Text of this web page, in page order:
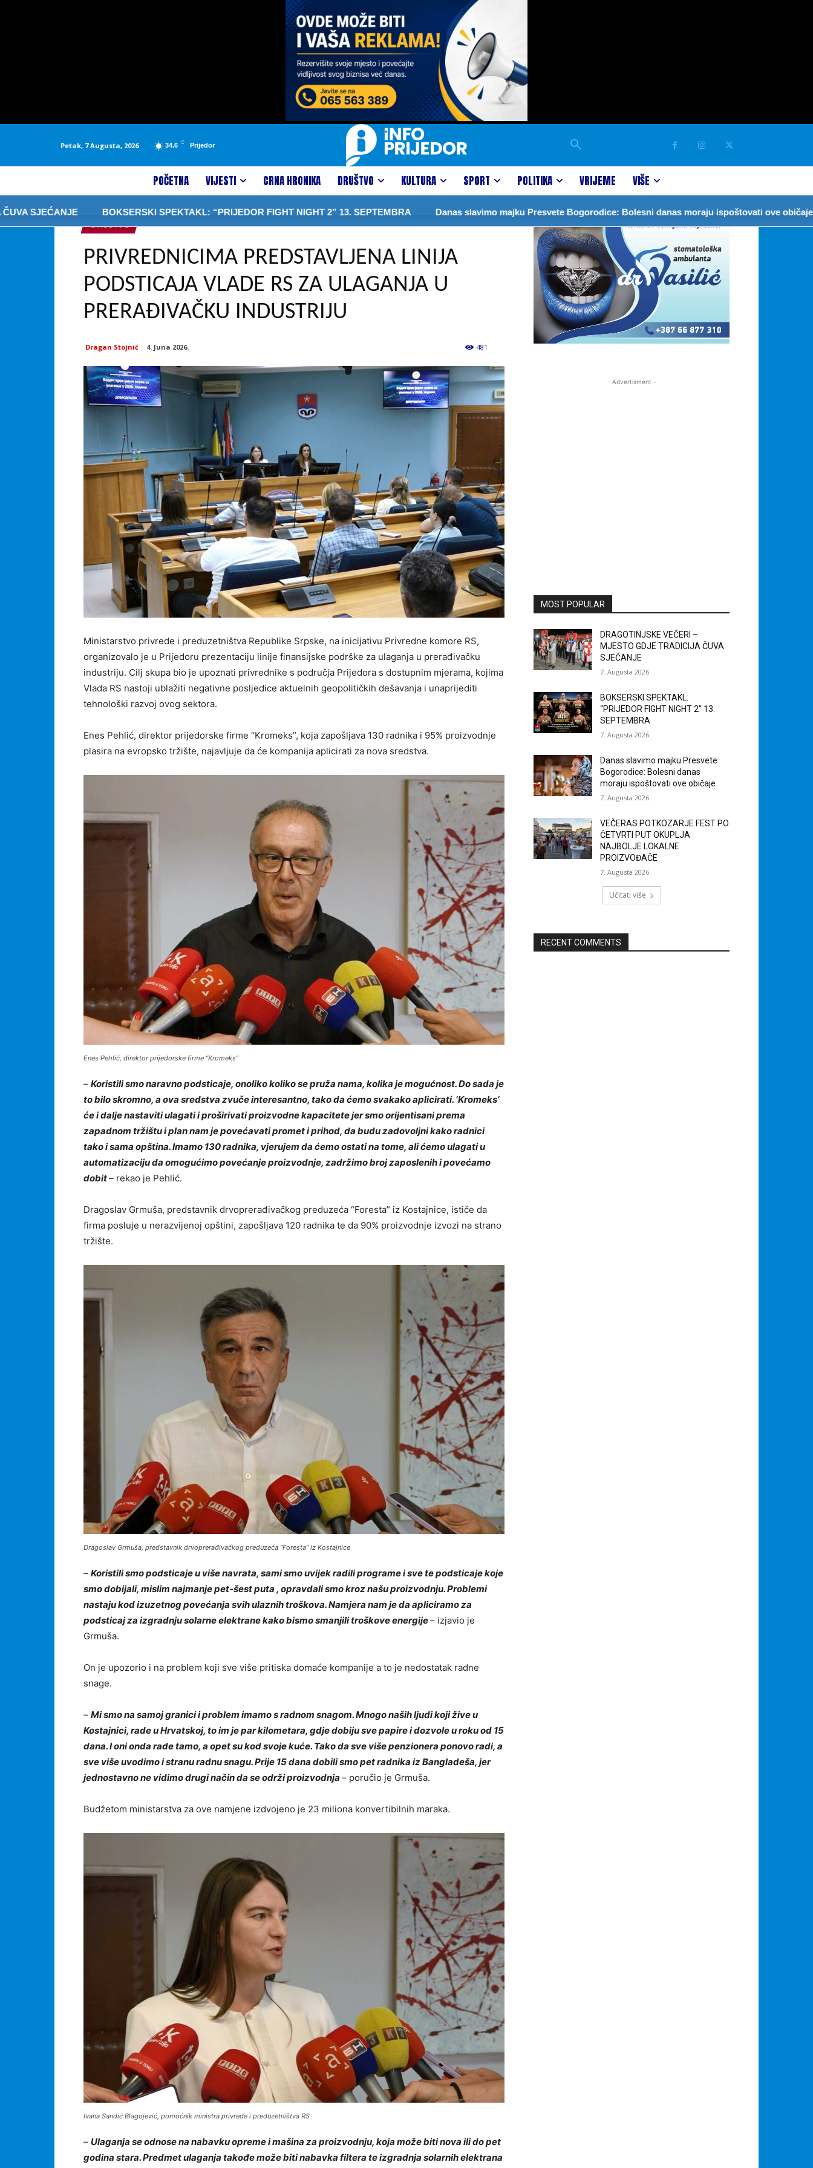
Petak, 7 Augusta, 2026 34.6 C Prijedor
POČETNA VIJESTI CRNA HRONIKA DRUŠTVO KULTURA SPORT POLITIKA VRIJEME VIŠE
BOKSERSKI SPEKTAKL: “PRIJEDOR FIGHT NIGHT 2” 13. SEPTEMBRA Danas slavimo majku Presvete Bogorodice: Bolesni danas moraju ispoštovati ove običaje
DRUŠTVO
PRIVREDNICIMA PREDSTAVLJENA LINIJA
PODSTICAJA VLADE RS ZA ULAGANJA U
PRERAĐIVAČKU INDUSTRIJU
Dragan Stojnić 4. Juna 2026. 481
Ministarstvo privrede i preduzetništva Republike Srpske, na inicijativu Privredne komore RS,
organizovalo je u Prijedoru prezentaciju linije finansijske podrške za ulaganja u prerađivačku
industriju. Cilj skupa bio je upoznati privrednike s područja Prijedora s dostupnim mjerama, kojima
Vlada RS nastoji ublažiti negativne posljedice aktuelnih geopolitičkih dešavanja i unaprijediti
tehnološki razvoj ovog sektora.
Enes Pehlić, direktor prijedorske firme “Kromeks”, koja zapošljava 130 radnika i 95% proizvodnje
plasira na evropsko tržište, najavljuje da će kompanija aplicirati za nova sredstva.
Enes Pehlić, direktor prijedorske firme “Kromeks”
– Koristili smo naravno podsticaje, onoliko koliko se pruža nama, kolika je mogućnost. Do sada je
to bilo skromno, a ova sredstva zvuče interesantno, tako da ćemo svakako aplicirati. ‘Kromeks’
će i dalje nastaviti ulagati i proširivati proizvodne kapacitete jer smo orijentisani prema
zapadnom tržištu i plan nam je povećavati promet i prihod, da budu zadovoljni kako radnici
tako i sama opština. Imamo 130 radnika, vjerujem da ćemo ostati na tome, ali ćemo ulagati u
automatizaciju da omogućimo povećanje proizvodnje, zadržimo broj zaposlenih i povećamo
dobit– rekao je Pehlić.
Dragoslav Grmuša, predstavnik drvoprerađivačkog preduzeća “Foresta” iz Kostajnice, ističe da
firma posluje u nerazvijenoj opštini, zapošljava 120 radnika te da 90% proizvodnje izvozi na strano
tržište.
Dragoslav Grmuša, predstavnik drvoprerađivačkog preduzeća “Foresta” iz Kostajnice
– Koristili smo podsticaje u više navrata, sami smo uvijek radili programe i sve te podsticaje koje
smo dobijali, mislim najmanje pet-šest puta , opravdali smo kroz našu proizvodnju. Problemi
nastaju kod izuzetnog povećanja svih ulaznih troškova. Namjera nam je da apliciramo za
podsticaj za izgradnju solarne elektrane kako bismo smanjili troškove energije– izjavio je
Grmuša.
On je upozorio i na problem koji sve više pritiska domaće kompanije a to je nedostatak radne
snage.
– Mi smo na samoj granici i problem imamo s radnom snagom. Mnogo naših ljudi koji žive u
Kostajnici, rade u Hrvatskoj, to im je par kilometara, gdje dobiju sve papire i dozvole u roku od 15
dana. I oni onda rade tamo, a opet su kod svoje kuće. Tako da sve više penzionera ponovo radi, a
sve više uvodimo i stranu radnu snagu. Prije 15 dana dobili smo pet radnika iz Bangladeša, jer
jednostavno ne vidimo drugi način da se održi proizvodnja – poručio je Grmuša.
Budžetom ministarstva za ove namjene izdvojeno je 23 miliona konvertibilnih maraka.
Ivana Sandić Blagojević, pomoćnik ministra privrede i preduzetništva RS
– Ulaganja se odnose na nabavku opreme i mašina za proizvodnju, koja može biti nova ili do pet
godina stara. Predmet ulaganja takođe može biti nabavka filtera te izgradnja solarnih elektrana
- Advertisment -
MOST POPULAR
DRAGOTINJSKE VEČERI –
MJESTO GDJE TRADICIJA ČUVA
SJEĆANJE
7. Augusta 2026.
BOKSERSKI SPEKTAKL:
“PRIJEDOR FIGHT NIGHT 2” 13.
SEPTEMBRA
7. Augusta 2026.
Danas slavimo majku Presvete
Bogorodice: Bolesni danas
moraju ispoštovati ove običaje
7. Augusta 2026.
VEČERAS POTKOZARJE FEST PO
ČETVRTI PUT OKUPLJA
NAJBOLJE LOKALNE
PROIZVOĐAČE
7. Augusta 2026.
Učitati više
RECENT COMMENTS